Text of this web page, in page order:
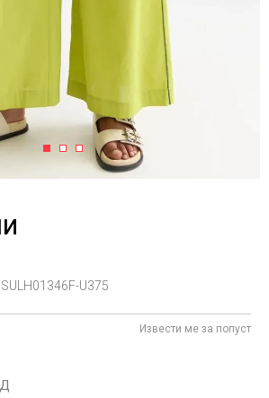
1 2 3
U375
Извести ме за попуст